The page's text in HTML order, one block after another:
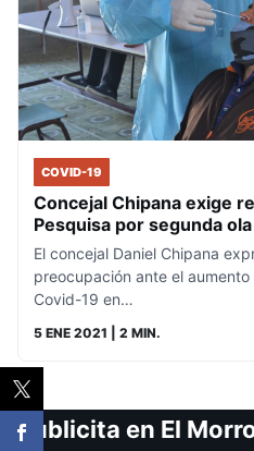
COVID-19
Concejal Chipana exige
Pesquisa por segunda
El concejal Daniel Chipana
preocupación ante el
Covid-19 en…
5 ENE 2021 | 2 MIN.
Publicita en El